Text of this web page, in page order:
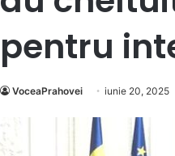
pentru
VoceaPrahovei iunie 20, 2025